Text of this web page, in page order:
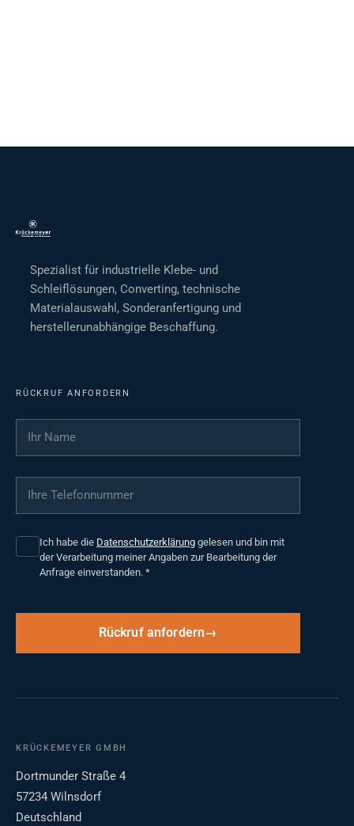
Spezialist für industrielle Klebe- und
Schleiflösungen, Converting, technische
Materialauswahl, Sonderanfertigung und
herstellerunabhängige Beschaffung.
RÜCKRUF ANFORDERN
Ihr Name
Ihre Telefonnummer
Ich habe die Datenschutzerklärung gelesen und bin mit
der Verarbeitung meiner Angaben zur Bearbeitung der
Anfrage einverstanden. *
Rückruf anfordern
KRÜCKEMEYER GMBH
Dortmunder Straße 4
57234 Wilnsdorf
Deutschland